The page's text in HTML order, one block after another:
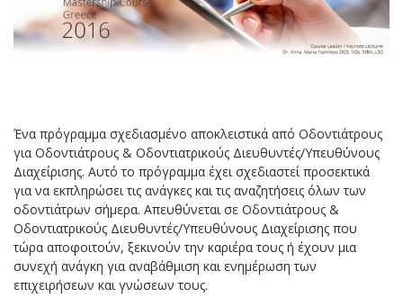
Ένα πρόγραμμα σχεδιασμένο αποκλειστικά από Οδοντιάτρους
για Οδοντιάτρους & Οδοντιατρικούς Διευθυντές/Υπευθύνους
Διαχείρισης. Αυτό το πρόγραμμα έχει σχεδιαστεί προσεκτικά
για να εκπληρώσει τις ανάγκες και τις αναζητήσεις όλων των
οδοντιάτρων σήμερα. Απευθύνεται σε Οδοντιάτρους &
Οδοντιατρικούς Διευθυντές/Υπευθύνους Διαχείρισης που
τώρα αποφοιτούν, ξεκινούν την καριέρα τους ή έχουν μια
συνεχή ανάγκη για αναβάθμιση και ενημέρωση των
επιχειρήσεων και γνώσεων τους.